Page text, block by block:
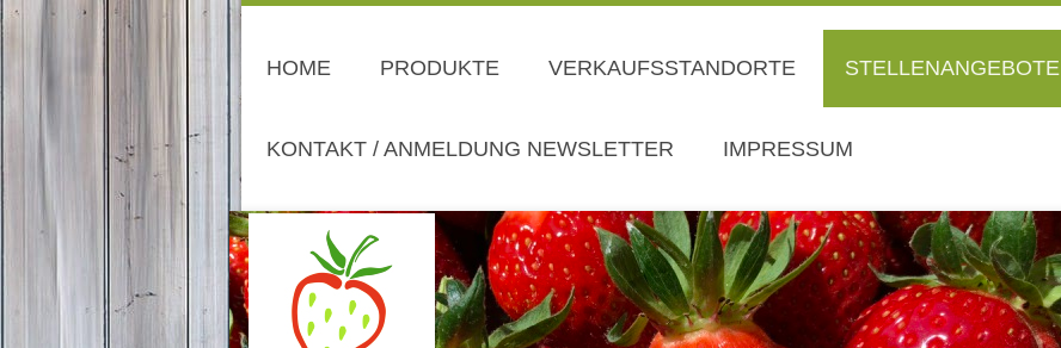
HOME PRODUKTE VERKAUFSSTANDORTE STELLENANGEBOTE
KONTAKT / ANMELDUNG NEWSLETTER IMPRESSUM